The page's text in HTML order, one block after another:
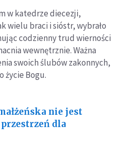
w katedrze diecezji,
wielu braci i sióstr, wybrało
codzienny trud wierności
wewnętrznie. Ważna
swoich ślubów zakonnych,
życie Bogu.
nie jest
dla